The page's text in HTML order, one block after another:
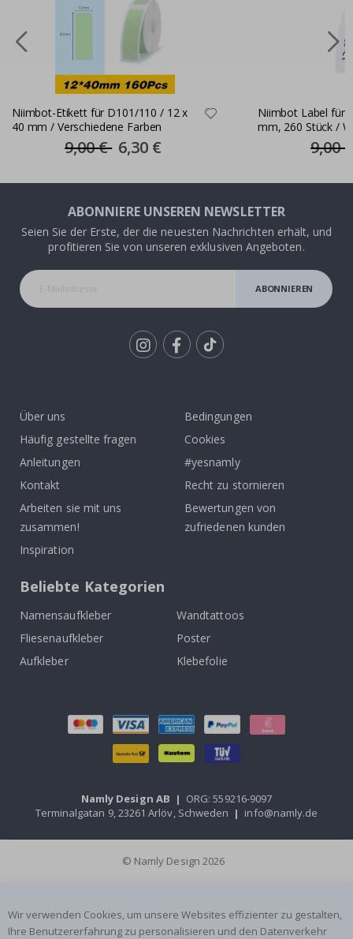
Niimbot-Etikett für D101/110 / 12 x
40 mm / Verschiedene Farben
9,00 € Special
Price
6,30 €
Niimbot Label für
mm, 260 Stück /
9,00
ABONNIERE UNSEREN NEWSLETTER
Seien Sie der Erste, der die neuesten Nachrichten erhält, und
profitieren Sie von unseren exklusiven Angeboten.
ABONNIEREN
Über uns
Häufig gestellte fragen
Anleitungen
Kontakt
Arbeiten sie mit uns
zusammen!
Inspiration
Bedingungen
Cookies
#yesnamly
Recht zu stornieren
Bewertungen von
zufriedenen kunden
Beliebte Kategorien
Namensaufkleber
Wandtattoos
Fliesenaufkleber
Poster
Aufkleber
Klebefolie
Namly Design AB | ORG: 559216-9097
Terminalgatan 9, 23261 Arlöv, Schweden | info@namly.de
© Namly Design 2026
Wir verwenden Cookies, um unsere Websites effizienter zu gestalten,
Ihre Benutzererfahrung zu personalisieren und den Datenverkehr